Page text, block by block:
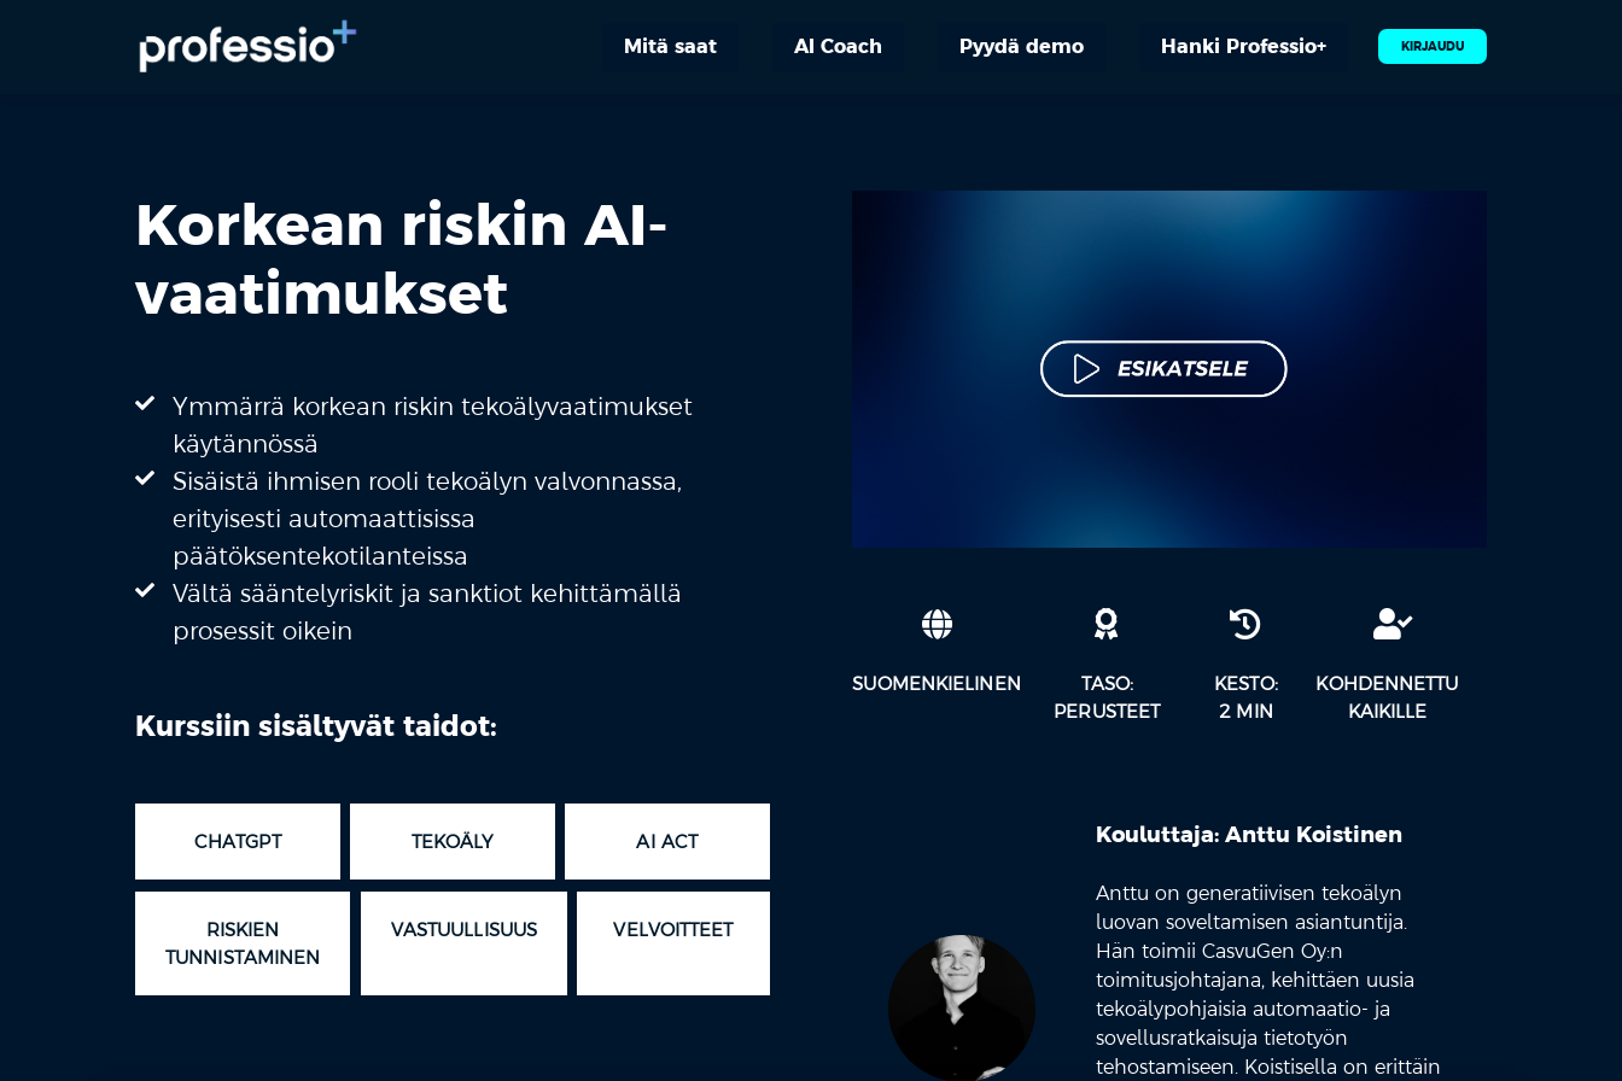
Mitä saat AI Coach Pyydä demo Hanki Professio+ KIRJAUDU
Korkean riskin AI-
vaatimukset
Ymmärrä korkean riskin tekoälyvaatimukset
käytännössä
Sisäistä ihmisen rooli tekoälyn valvonnassa,
erityisesti automaattisissa
päätöksentekotilanteissa
Vältä sääntelyriskit ja sanktiot kehittämällä
prosessit oikein
Kurssiin sisältyvät taidot:
CHATGPT TEKOÄLY AI ACT
RISKIEN
TUNNISTAMINEN
VASTUULLISUUS VELVOITTEET
SUOMENKIELINEN
TASO:
PERUSTEET
KESTO:
2 MIN
KOHDENNETTU
KAIKILLE
Kouluttaja: Anttu Koistinen
Anttu on generatiivisen tekoälyn
luovan soveltamisen asiantuntija.
Hän toimii CasvuGen Oy:n
toimitusjohtajana, kehittäen uusia
tekoälypohjaisia automaatio- ja
sovellusratkaisuja tietotyön
tehostamiseen. Koistisella on erittäin